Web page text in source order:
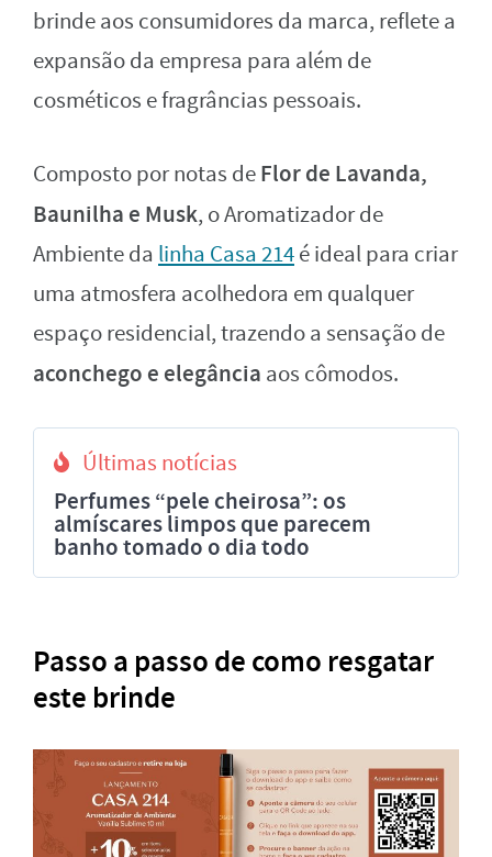
brinde aos consumidores da marca, reflete a
expansão da empresa para além de
cosméticos e fragrâncias pessoais.
Composto por notas deFlor de Lavanda,
Baunilha e Musk, o Aromatizador de
Ambiente da linha Casa 214é ideal para criar
uma atmosfera acolhedora em qualquer
espaço residencial, trazendo a sensação de
aconchego e elegância aos cômodos.
Últimas notícias
Perfumes “pele cheirosa”: os
almíscares limpos que parecem
banho tomado o dia todo
Passo a passo de como resgatar
este brinde